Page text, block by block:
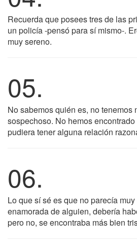
Recuerda que posees tres de las
un policía -pensó para sí mismo-.
muy sereno.
05.
No sabemos quién es, no tenemos
sospechoso. No hemos
pudiera tener alguna relación
06.
Lo que sí sé es que no parecía
enamorada de alguien, debería
pero no, se encontraba más bien